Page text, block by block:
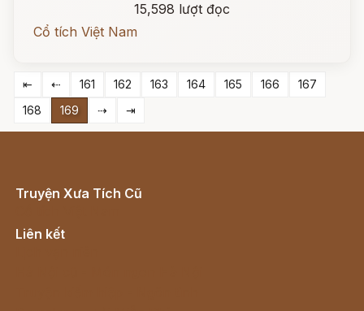
15,598 lượt đọc
Cổ tích Việt Nam
⇤ ⇠ 161 162 163 164 165 166
167
168
169 ⇢ ⇥
Truyện Xưa Tích Cũ
Liên kết